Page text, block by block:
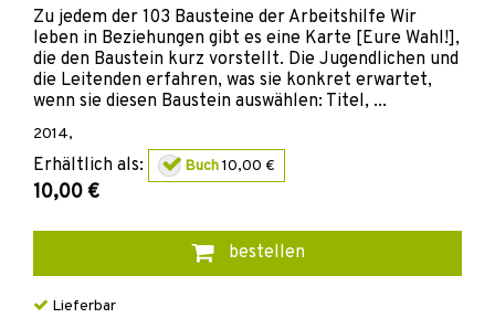
Zu jedem der 103 Bausteine der Arbeitshilfe Wir
leben in Beziehungen gibt es eine Karte [Eure Wahl!],
die den Baustein kurz vorstellt. Die Jugendlichen und
die Leitenden erfahren, was sie konkret erwartet,
wenn sie diesen Baustein auswählen: Titel, ...
2014,
Erhältlich als: Buch10,00 €
10,00 €
bestellen
Lieferbar